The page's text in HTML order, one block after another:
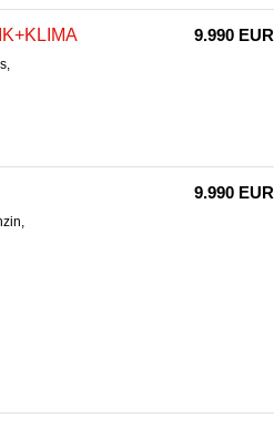
9.990 EUR
9.990 EUR